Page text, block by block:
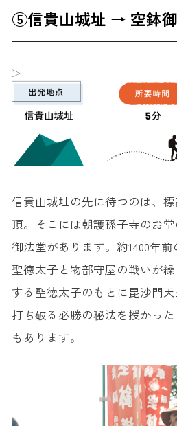
⑤信貴山城址 → 空鉢
信貴山城址の先に待つのは、
頂。そこには朝護孫子寺のお
御法堂があります。約1400年
聖徳太子と物部守屋の戦いが
する聖徳太子のもとに毘沙門
打ち破る必勝の秘法を授かっ
もあります。